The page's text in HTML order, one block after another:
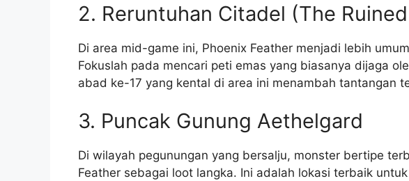
2. Reruntuhan Citadel (The
Di area mid-game ini, Phoenix Feather menjadi lebih
Fokuslah pada mencari peti emas yang biasanya dijaga
abad ke-17 yang kental di area ini menambah tantangan
3. Puncak Gunung Aethelgard
Di wilayah pegunungan yang bersalju, monster bertipe
Feather sebagai loot langka. Ini adalah lokasi terbaik